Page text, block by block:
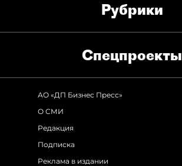
Рубрики
Спец­проекты
АО «ДП Бизнес Пресс»
О СМИ
Редакция
Подписка
Реклама в издании